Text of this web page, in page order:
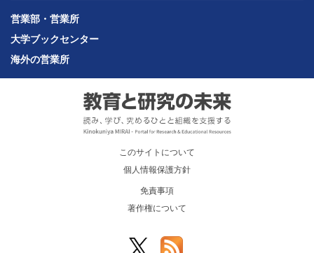
営業部・営業所
大学ブックセンター
海外の営業所
このサイトについて
個人情報保護方針
免責事項
著作権について